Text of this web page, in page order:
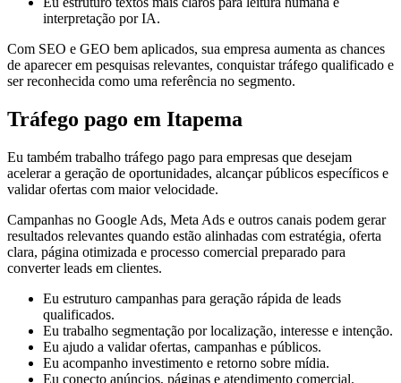
interpretação por IA.
Com SEO e GEO bem aplicados, sua empresa aumenta as chances
de aparecer em pesquisas relevantes, conquistar tráfego qualificado e
ser reconhecida como uma referência no segmento.
Tráfego pago em Itapema
Eu também trabalho tráfego pago para empresas que desejam
acelerar a geração de oportunidades, alcançar públicos específicos e
validar ofertas com maior velocidade.
Campanhas no Google Ads, Meta Ads e outros canais podem gerar
resultados relevantes quando estão alinhadas com estratégia, oferta
clara, página otimizada e processo comercial preparado para
converter leads em clientes.
Eu estruturo campanhas para geração rápida de leads
qualificados.
Eu trabalho segmentação por localização, interesse e intenção.
Eu ajudo a validar ofertas, campanhas e públicos.
Eu acompanho investimento e retorno sobre mídia.
Eu conecto anúncios, páginas e atendimento comercial.